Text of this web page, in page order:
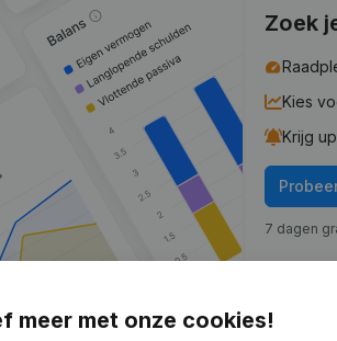
Zoek
Kies
Krijg
7 dagen
meer met onze cookies!